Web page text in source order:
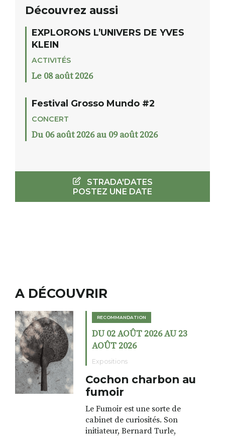
Découvrez aussi
EXPLORONS L’UNIVERS DE YVES
KLEIN
ACTIVITÉS
Le 08 août 2026
Festival Grosso Mundo #2
CONCERT
Du 06 août 2026 au 09 août 2026
STRADA'DATES
POSTEZ UNE DATE
A DÉCOUVRIR
RECOMMANDATION
DU 02 AOÛT 2026 AU 23
AOÛT 2026
Expositions
Cochon charbon au
fumoir
Le Fumoir est une sorte de
cabinet de curiosités. Son
initiateur, Bernard Turle,